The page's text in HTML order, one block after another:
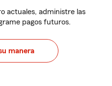
actuales, administre las
pagos futuros.
manera